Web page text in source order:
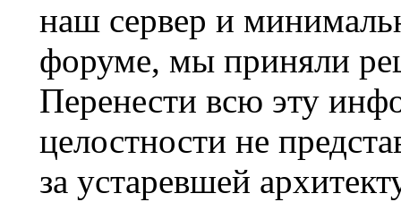
наш сервер и
форуме, мы приняли
Перенести всю эту
целостности не
за устаревшей